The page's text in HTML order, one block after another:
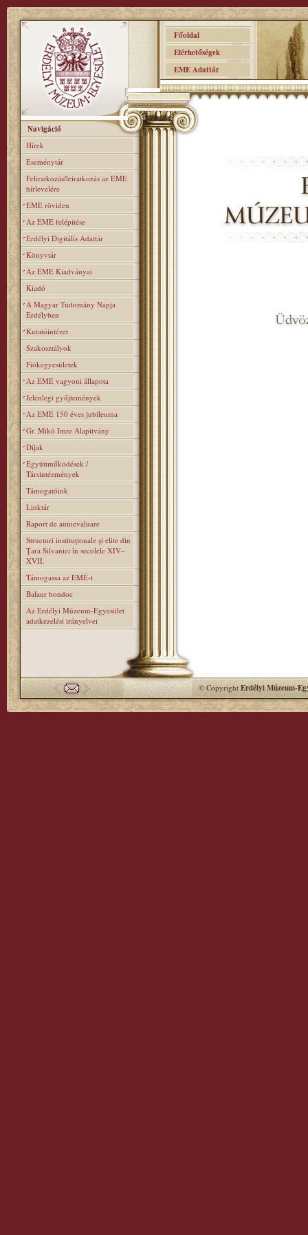
Főoldal
Elérhetőségek
EME Adattár
Navigáció
Hírek
Eseménytár
Feliratkozás/leiratkozás az EME
hírlevelére
EME röviden
Az EME felépitése
Erdélyi Digitális Adattár
Könyvtár
Az EME Kiadványai
Kiadó
A Magyar Tudomány Napja
Erdélyben
Kutatóintézet
Szakosztályok
Fiókegyesületek
Az EME vagyoni állapota
Jelenlegi gyűjtemények
Az EME 150 éves jubileuma
Gr. Mikó Imre Alapitvány
Díjak
Együttműködések /
Társintézmények
Támogatóink
Linktár
Raport de autoevaluare
Structuri instituţionale şi elite din
Ţara Silvaniei în secolele XIV–
XVII.
Támogassa az EMÉ-t
Balaur bondoc
Az Erdélyi Múzeum-Egyesület
adatkezelési irányelvei
© CopyrightErdélyi Múzeum-